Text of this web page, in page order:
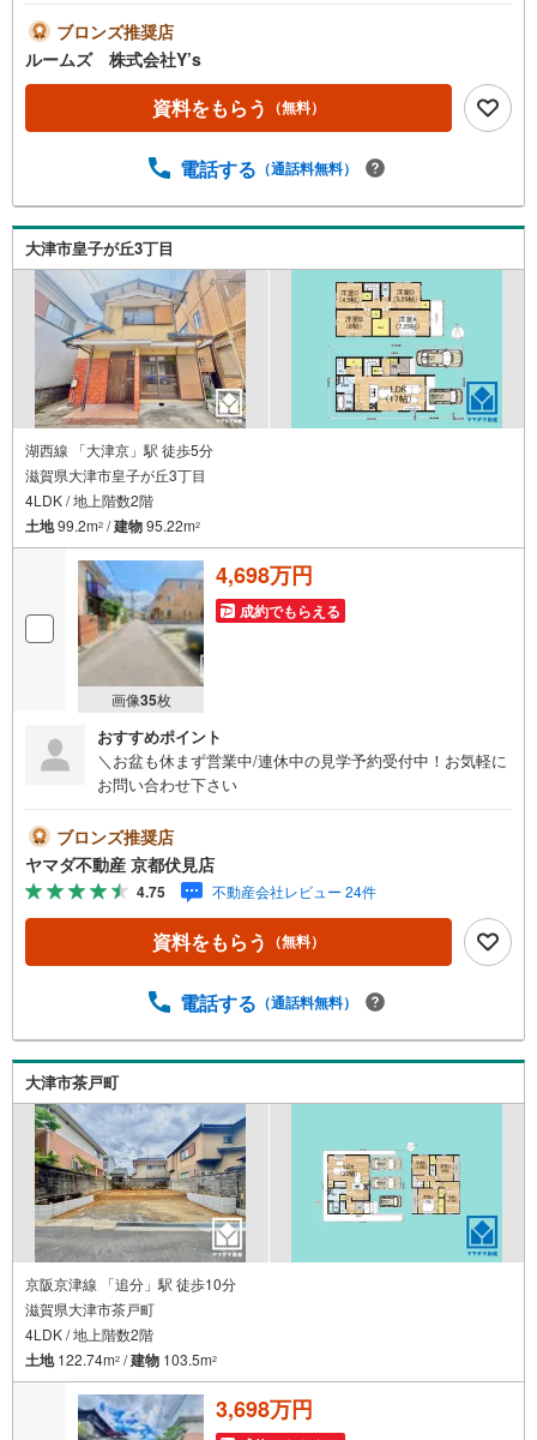
ムーズにお話が出来ます。■おまとめローン（消費者金融
系・車のローン・カード系の借入・エアコン等の電化製
品・引越業者代等）もおまとめ可 （株）ルームズ■積水ハ
ウスのMAST会員です。■営業マンの熱意とスピーディをモ
ットーにお客さん目線での営業を心がけており、営業マン
ーンが受けられます（詳しくはスタッフまで）■自営業の社
売主である建売会社が責任を持って対応いたします。■各種
提携住宅ローンや金利の安いネットバンクの取り扱いも可
能。ずっと固定のフラット35もご利用いただけます。火災
保険・登記手続き等の事務手続きも専任スタッフが丁寧に
対応いたします。■スマイティをご覧のお客様は右の緑色の
資料請求をクリック頂き（株）ルームズまでお問い合わ
ブロンズ推奨店
ルームズ 株式会社Y’s
資料をもらう （無料）
電話する （通話料無料）
大津市皇子が丘3丁目
湖西線 「大津京」駅 徒歩5分
滋賀県大津市皇子が丘3丁目
4LDK / 地上階数2階
土地99.2m2 /建物95.22m2
画像35枚
4,698万円
成約でもらえる
おすすめポイント
＼お盆も休まず営業中/連休中の見学予約受付中！お気軽に
お問い合わせ下さい
ブロンズ推奨店
ヤマダ不動産 京都伏見店
4.75 不動産会社レビュー 24件
資料をもらう （無料）
電話する （通話料無料）
大津市茶戸町
京阪京津線 「追分」駅 徒歩10分
滋賀県大津市茶戸町
4LDK / 地上階数2階
土地122.74m2 /建物 103.5m2
3,698万円